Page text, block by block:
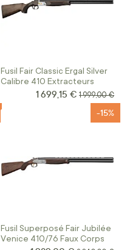
Fusil Fair Classic Ergal Silver
Calibre 410 Extracteurs
Prix Spécial
1 699,15 € Prix normal
1 999,00 €
Fusil Superposé Fair Jubilée
Venice 410/76 Faux Corps
-15%